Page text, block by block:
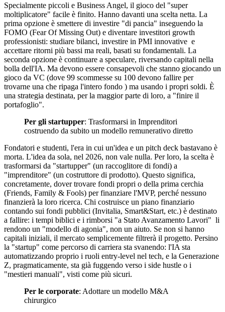
Specialmente piccoli e Business Angel, il gioco del "super
moltiplicatore" facile è finito. Hanno davanti una scelta netta. La
prima opzione è smettere di investire "di pancia" inseguendo la
FOMO (Fear Of Missing Out) e diventare investitori growth
professionisti: studiare bilanci, investire in PMI innovative e
accettare ritorni più bassi ma reali, basati su fondamentali. La
seconda opzione è continuare a speculare, riversando capitali nella
bolla dell'IA. Ma devono essere consapevoli che stanno giocando un
gioco da VC (dove 99 scommesse su 100 devono fallire per
trovarne una che ripaga l'intero fondo ) ma usando i propri soldi. È
una strategia destinata, per la maggior parte di loro, a "finire il
portafoglio".
Per gli startupper: Trasformarsi in Imprenditori
costruendo da subito un modello remunerativo diretto
Fondatori e studenti, l'era in cui un'idea e un pitch deck bastavano è
morta. L'idea da sola, nel 2026, non vale nulla. Per loro, la scelta è
trasformarsi da "startupper" (un raccoglitore di fondi) a
"imprenditore" (un costruttore di prodotto). Questo significa,
concretamente, dover trovare fondi propri o della prima cerchia
(Friends, Family & Fools) per finanziare l'MVP, perché nessuno
finanzierà la loro ricerca. Chi costruisce un piano finanziario
contando sui fondi pubblici (Invitalia, Smart&Start, etc.) è destinato
a fallire: i tempi biblici e i rimborsi "a Stato Avanzamento Lavori" li
rendono un "modello di agonia", non un aiuto. Se non si hanno
capitali iniziali, il mercato semplicemente filtrerà il progetto. Persino
la "startup" come percorso di carriera sta svanendo: l'IA sta
automatizzando proprio i ruoli entry-level nel tech, e la Generazione
Z, pragmaticamente, sta già fuggendo verso i side hustle o i
"mestieri manuali", visti come più sicuri.
Per le corporate: Adottare un modello M&A
chirurgico